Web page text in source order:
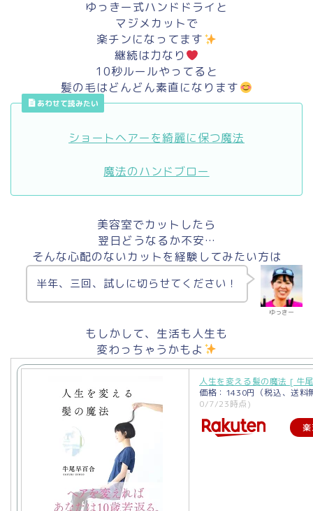
ゆっきー式ハンドドライと
マジメカットで
楽チンになってます
継続は力なり
10秒ルールやってると
髪の毛はどんどん素直になります
あわせて読みたい
ショートヘアーを綺麗に保つ魔法
魔法のハンドブロー
美容室でカットしたら
翌日どうなるか不安…
そんな心配のないカットを経験してみたい方は
ゆっきー
半年、三回、試しに切らせてください！
もしかして、生活も人生も
変わっちゃうかもよ
人生を変える髪の魔法 [ 牛
価格：1430円（税込、送
0/7/23時点)